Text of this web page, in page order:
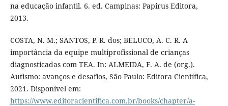
na educação infantil. 6. ed. Campinas: Papirus Editora,
2013.
COSTA, N. M.; SANTOS, P. R. dos; BELUCO, A. C. R. A
importância da equipe multiprofissional de crianças
diagnosticadas com TEA. In: ALMEIDA, F. A. de (org.).
Autismo: avanços e desafios, São Paulo: Editora Científica,
2021. Disponível em:
https://www.editoracientifica.com.br/books/chapter/a-